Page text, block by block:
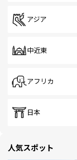
アジア
中近東
アフリカ
日本
人気スポット